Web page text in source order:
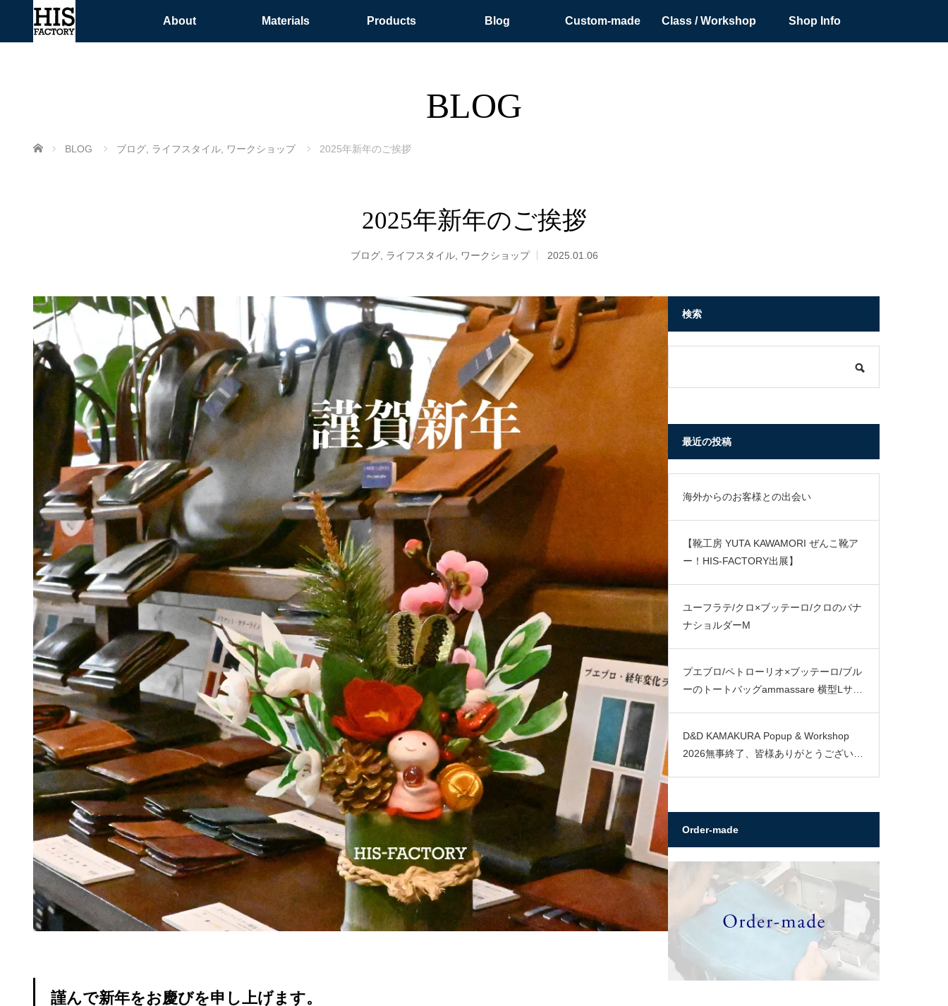
About Materials Products Blog Custom-made Class / Workshop Shop Info
BLOG
ホーム BLOG ブログ ライフスタイル ワークショップ 2025年新年のご挨拶
2025年新年のご挨拶
ブログ, ライフスタイル, ワークショップ 2025.01.06
謹んで新年をお慶びを申し上げます。
検索
最近の投稿
海外からのお客様との出会い
【靴工房 YUTA KAWAMORI ぜんこ靴ア
ー！HIS-FACTORY出展】
ユーフラテ/クロ×ブッテーロ/クロのバナ
ナショルダーM
プエブロ/ペトローリオ×ブッテーロ/ブル
ーのトートバッグammassare 横型Lサイ
D&D KAMAKURA Popup & Workshop
2026無事終了、皆様ありがとうございま
Order-made